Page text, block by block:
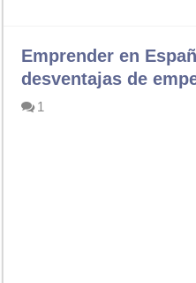
Emprender en
desventajas de
1